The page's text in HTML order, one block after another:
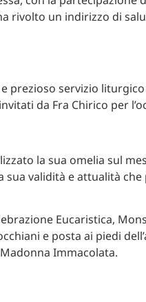
rivolto un indirizzo di
e prezioso servizio
da Fra Chirico per
la sua omelia sul
sua validità e attualità
Eucaristica,
e posta ai piedi
Immacolata.